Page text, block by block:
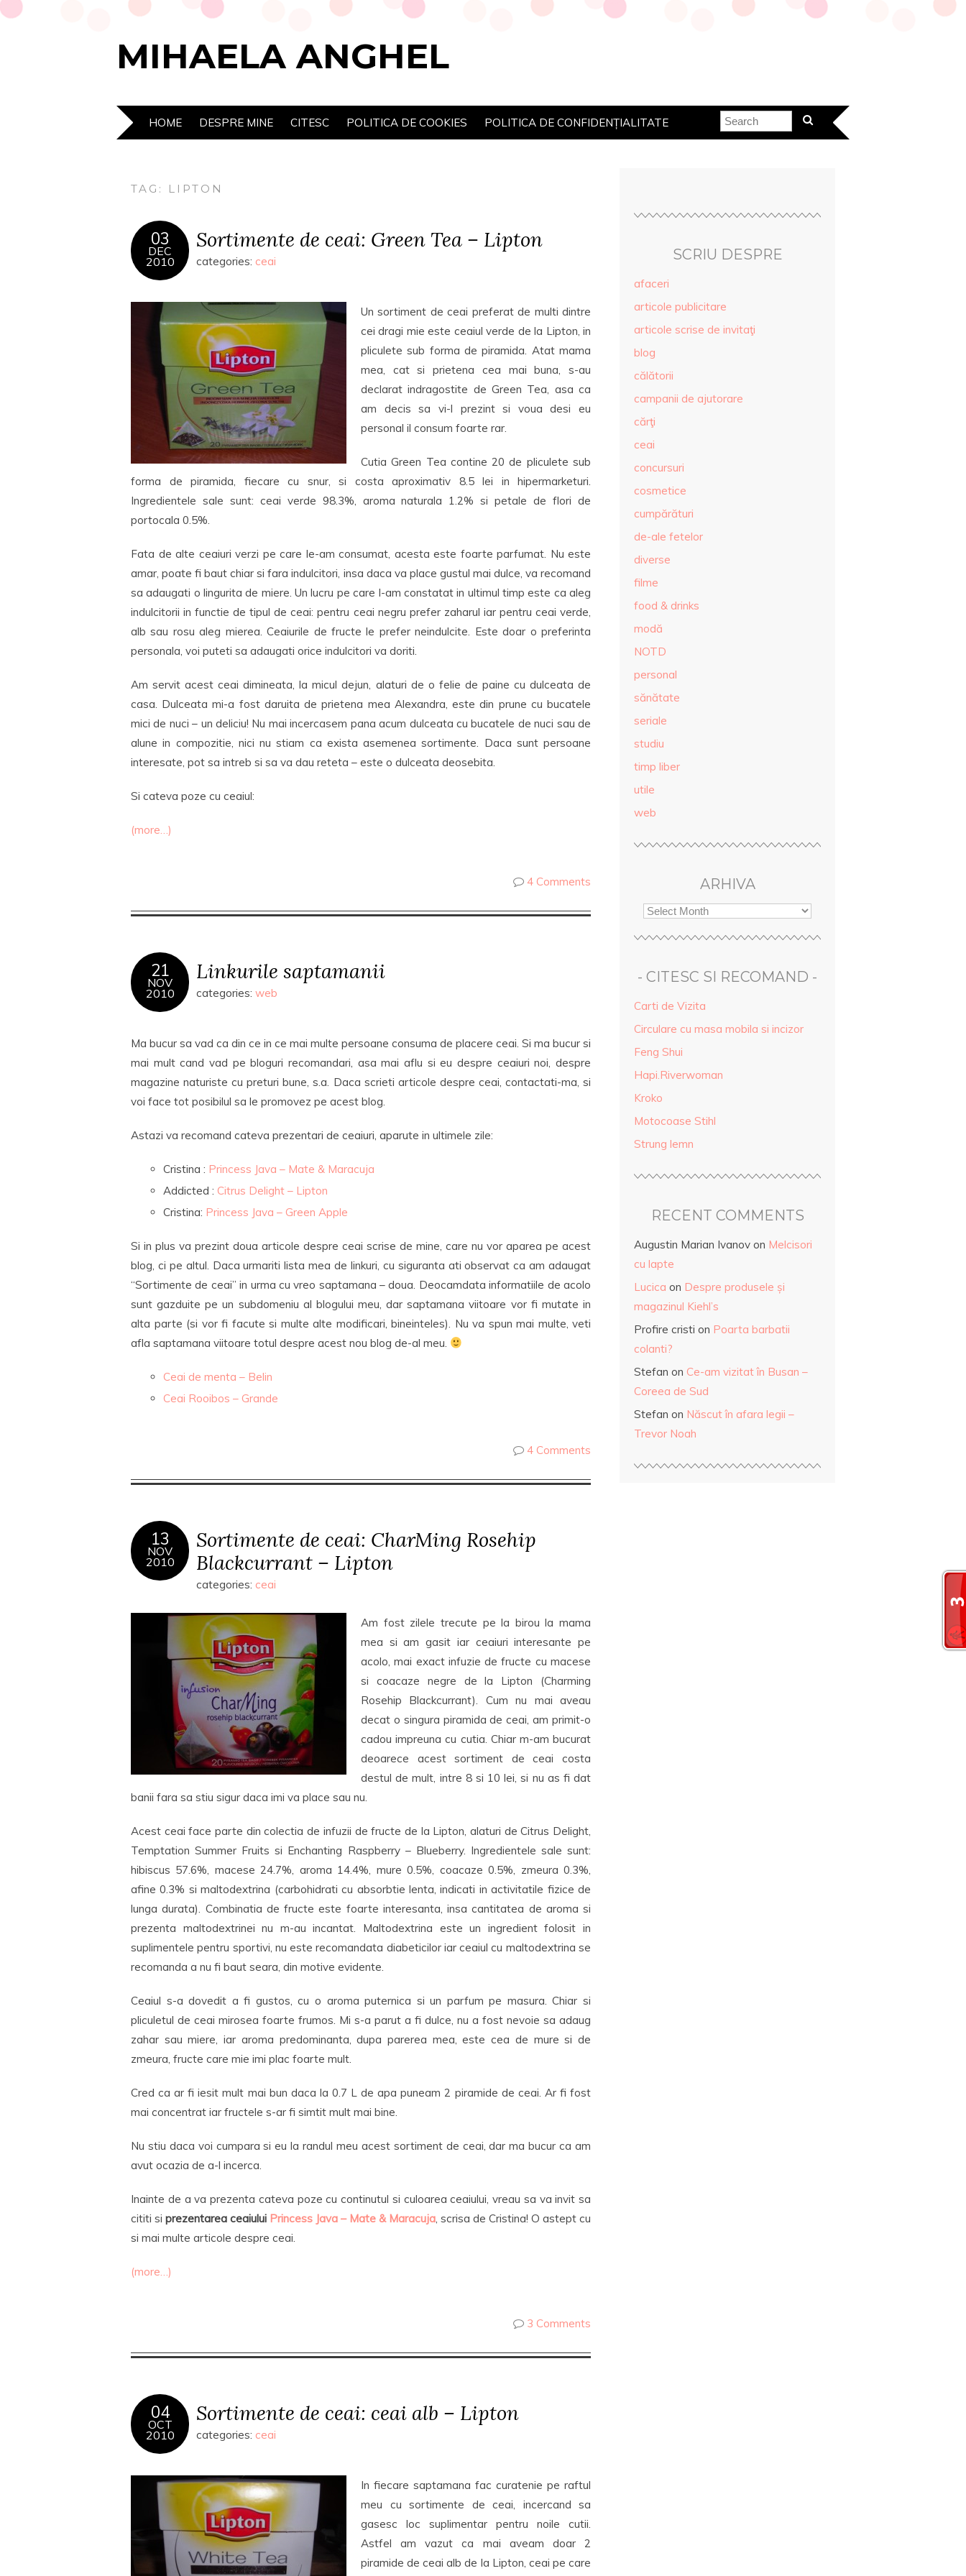
MIHAELA ANGHEL
HOME DESPRE MINE CITESC POLITICA DE COOKIES POLITICA DE CONFIDENȚIALITATE
TAG: LIPTON
03
DEC
2010
Sortimente de ceai: Green Tea – Lipton
categories: ceai
Un sortiment de ceai preferat de multi dintre
cei dragi mie este ceaiul verde de la Lipton, in
pliculete sub forma de piramida. Atat mama
mea, cat si prietena cea mai buna, s-au
declarat indragostite de Green Tea, asa ca
am decis sa vi-l prezint si voua desi eu
personal il consum foarte rar.
Cutia Green Tea contine 20 de pliculete sub
forma de piramida, fiecare cu snur, si costa aproximativ 8.5 lei in hipermarketuri.
Ingredientele sale sunt: ceai verde 98.3%, aroma naturala 1.2% si petale de flori de
portocala 0.5%.
Fata de alte ceaiuri verzi pe care le-am consumat, acesta este foarte parfumat. Nu este
amar, poate fi baut chiar si fara indulcitori, insa daca va place gustul mai dulce, va recomand
sa adaugati o lingurita de miere. Un lucru pe care l-am constatat in ultimul timp este ca aleg
indulcitorii in functie de tipul de ceai: pentru ceai negru prefer zaharul iar pentru ceai verde,
alb sau rosu aleg mierea. Ceaiurile de fructe le prefer neindulcite. Este doar o preferinta
personala, voi puteti sa adaugati orice indulcitori va doriti.
Am servit acest ceai dimineata, la micul dejun, alaturi de o felie de paine cu dulceata de
casa. Dulceata mi-a fost daruita de prietena mea Alexandra, este din prune cu bucatele
mici de nuci – un deliciu! Nu mai incercasem pana acum dulceata cu bucatele de nuci sau de
alune in compozitie, nici nu stiam ca exista asemenea sortimente. Daca sunt persoane
interesate, pot sa intreb si sa va dau reteta – este o dulceata deosebita.
Si cateva poze cu ceaiul:
(more…)
4 Comments
21
NOV
2010
Linkurile saptamanii
categories: web
Ma bucur sa vad ca din ce in ce mai multe persoane consuma de placere ceai. Si ma bucur si
mai mult cand vad pe bloguri recomandari, asa mai aflu si eu despre ceaiuri noi, despre
magazine naturiste cu preturi bune, s.a. Daca scrieti articole despre ceai, contactati-ma, si
voi face tot posibilul sa le promovez pe acest blog.
Astazi va recomand cateva prezentari de ceaiuri, aparute in ultimele zile:
Cristina : Princess Java – Mate & Maracuja
Addicted : Citrus Delight – Lipton
Cristina: Princess Java – Green Apple
Si in plus va prezint doua articole despre ceai scrise de mine, care nu vor aparea pe acest
blog, ci pe altul. Daca urmariti lista mea de linkuri, cu siguranta ati observat ca am adaugat
“Sortimente de ceai” in urma cu vreo saptamana – doua. Deocamdata informatiile de acolo
sunt gazduite pe un subdomeniu al blogului meu, dar saptamana viitoare vor fi mutate in
alta parte (si vor fi facute si multe alte modificari, bineinteles). Nu va spun mai multe, veti
afla saptamana viitoare totul despre acest nou blog de-al meu.
Ceai de menta – Belin
Ceai Rooibos – Grande
4 Comments
13
NOV
2010
Sortimente de ceai: CharMing Rosehip
Blackcurrant – Lipton
categories: ceai
Am fost zilele trecute pe la birou la mama
mea si am gasit iar ceaiuri interesante pe
acolo, mai exact infuzie de fructe cu macese
si coacaze negre de la Lipton (Charming
Rosehip Blackcurrant). Cum nu mai aveau
decat o singura piramida de ceai, am primit-o
cadou impreuna cu cutia. Chiar m-am bucurat
deoarece acest sortiment de ceai costa
destul de mult, intre 8 si 10 lei, si nu as fi dat
banii fara sa stiu sigur daca imi va place sau nu.
Acest ceai face parte din colectia de infuzii de fructe de la Lipton, alaturi de Citrus Delight,
Temptation Summer Fruits si Enchanting Raspberry – Blueberry. Ingredientele sale sunt:
hibiscus 57.6%, macese 24.7%, aroma 14.4%, mure 0.5%, coacaze 0.5%, zmeura 0.3%,
afine 0.3% si maltodextrina (carbohidrati cu absorbtie lenta, indicati in activitatile fizice de
lunga durata). Combinatia de fructe este foarte interesanta, insa cantitatea de aroma si
prezenta maltodextrinei nu m-au incantat. Maltodextrina este un ingredient folosit in
suplimentele pentru sportivi, nu este recomandata diabeticilor iar ceaiul cu maltodextrina se
recomanda a nu fi baut seara, din motive evidente.
Ceaiul s-a dovedit a fi gustos, cu o aroma puternica si un parfum pe masura. Chiar si
pliculetul de ceai mirosea foarte frumos. Mi s-a parut a fi dulce, nu a fost nevoie sa adaug
zahar sau miere, iar aroma predominanta, dupa parerea mea, este cea de mure si de
zmeura, fructe care mie imi plac foarte mult.
Cred ca ar fi iesit mult mai bun daca la 0.7 L de apa puneam 2 piramide de ceai. Ar fi fost
mai concentrat iar fructele s-ar fi simtit mult mai bine.
Nu stiu daca voi cumpara si eu la randul meu acest sortiment de ceai, dar ma bucur ca am
avut ocazia de a-l incerca.
Inainte de a va prezenta cateva poze cu continutul si culoarea ceaiului, vreau sa va invit sa
cititi si prezentarea ceaiului Princess Java – Mate & Maracuja, scrisa de Cristina! O astept cu
si mai multe articole despre ceai.
(more…)
3 Comments
04
OCT
2010
Sortimente de ceai: ceai alb – Lipton
categories: ceai
In fiecare saptamana fac curatenie pe raftul
meu cu sortimente de ceai, incercand sa
gasesc loc suplimentar pentru noile cutii.
Astfel am vazut ca mai aveam doar 2
piramide de ceai alb de la Lipton, ceai pe care
SCRIU DESPRE
afaceri
articole publicitare
articole scrise de invitaţi
blog
călătorii
campanii de ajutorare
cărţi
ceai
concursuri
cosmetice
cumpărături
de-ale fetelor
diverse
filme
food & drinks
modă
NOTD
personal
sănătate
seriale
studiu
timp liber
utile
web
ARHIVA
- CITESC SI RECOMAND -
Carti de Vizita
Circulare cu masa mobila si incizor
Feng Shui
Hapi.Riverwoman
Kroko
Motocoase Stihl
Strung lemn
RECENT COMMENTS
Augustin Marian Ivanov on Melcisori
cu lapte
Lucica on Despre produsele și
magazinul Kiehl’s
Profire cristi on Poarta barbatii
colanti?
Stefan on Ce-am vizitat în Busan –
Coreea de Sud
Stefan on Născut în afara legii –
Trevor Noah